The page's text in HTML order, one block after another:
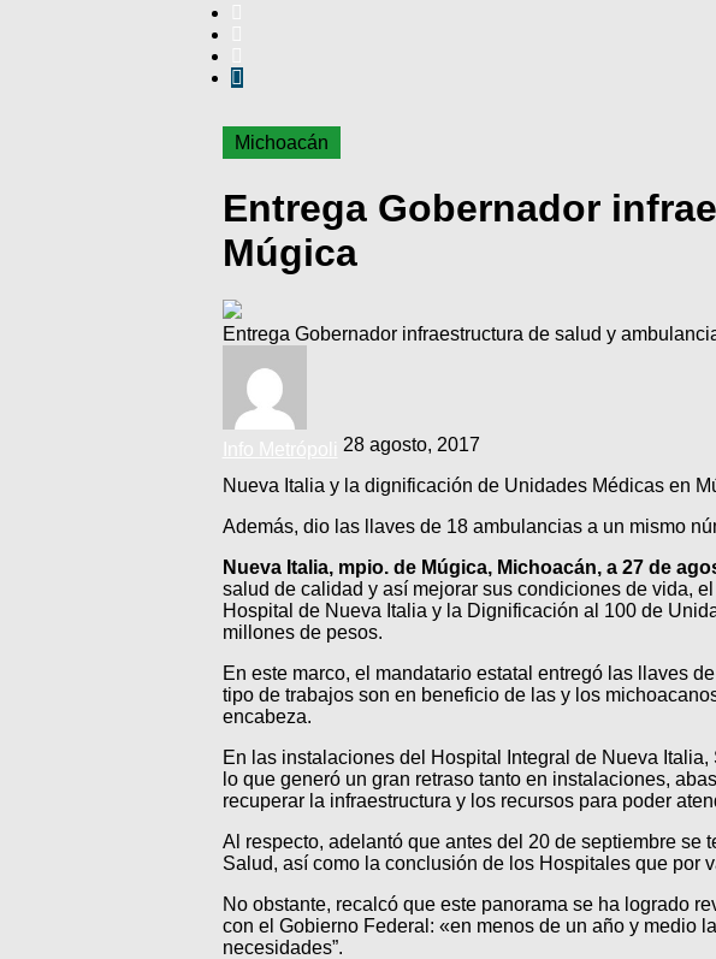
Michoacán
Entrega Gobernador
Múgica
Entrega Gobernador infraestructura de salud y
28 agosto, 2017
Nueva Italia y la dignificación de Unidades Médicas en
Además, dio las llaves de 18 ambulancias a un mismo
Nueva Italia, mpio. de Múgica, Michoacán, a 27 de
salud de calidad y así mejorar sus condiciones de vida,
Hospital de Nueva Italia y la Dignificación al 100 de
millones de pesos.
En este marco, el mandatario estatal entregó las llaves
tipo de trabajos son en beneficio de las y los
encabeza.
En las instalaciones del Hospital Integral de Nueva
lo que generó un gran retraso tanto en instalaciones,
recuperar la infraestructura y los recursos para poder
Al respecto, adelantó que antes del 20 de septiembre
Salud, así como la conclusión de los Hospitales que por
No obstante, recalcó que este panorama se ha logrado
con el Gobierno Federal: «en menos de un año y medio
necesidades”.